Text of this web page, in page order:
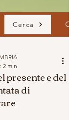
presente e del
di
2 min
Cerca